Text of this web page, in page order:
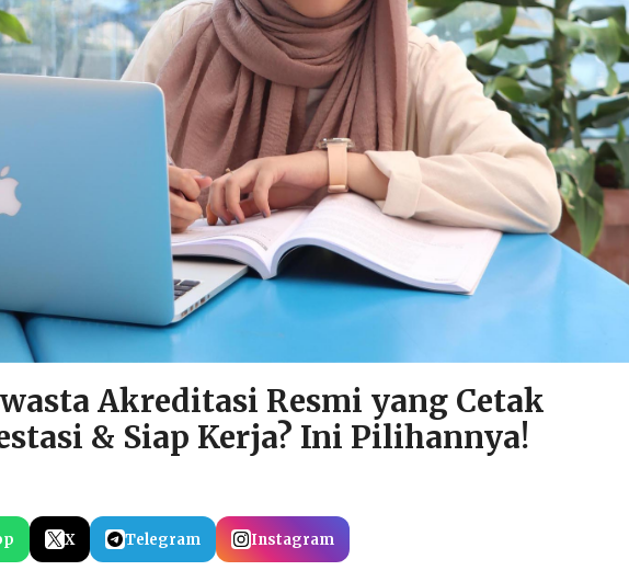
Akreditasi Resmi yang Cetak
& Siap Kerja? Ini Pilihannya!
X Telegram Instagram